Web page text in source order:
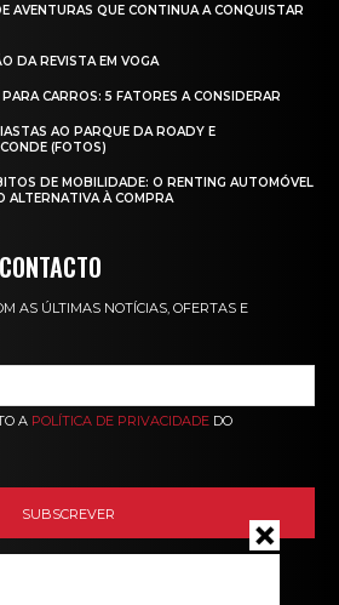
AVENTURAS QUE CONTINUA A CONQUISTAR
DA REVISTA EM VOGA
CARROS: 5 FATORES A CONSIDERAR
AO PARQUE DA ROADY E
(FOTOS)
DE MOBILIDADE: O RENTING AUTOMÓVEL
ALTERNATIVA À COMPRA
AS ÚLTIMAS NOTÍCIAS, OFERTAS E
A POLÍTICA DE PRIVACIDADE DO